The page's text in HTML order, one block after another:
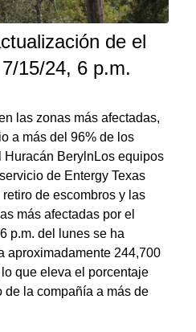
de el
15/24, 6 p.m.
las zonas más afectadas,
a más del 96% de los
Huracán BerylnLos equipos
de Entergy Texas
de escombros y las
más afectadas por el
p.m. del lunes se ha
aproximadamente 244,700
que eleva el porcentaje
de la compañía a más de